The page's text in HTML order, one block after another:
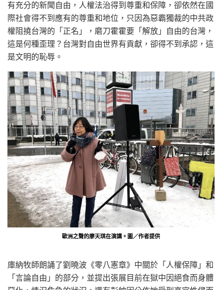
有充分的新聞自由，人權法治得到尊重和保障，卻依然在國
際社會得不到應有的尊重和地位，只因為惡霸獨裁的中共政
權阻撓台灣的「正名」，磨刀霍霍要「解放」自由的台灣，
這是何種歪理？台灣對自由世界有貢獻，卻得不到承認，這
是文明的恥辱。
歐洲之聲的廖天琪在演講。圖／作者提供
庫納牧師朗誦了劉曉波《零八憲章》中關於「人權保障」和
「言論自由」的部分，並提出張展目前在獄中因絕食而身體